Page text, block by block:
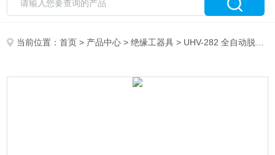
当前位置：首页 > 产品中心 >绝缘工器具 > UHV-282 全自动脱扣绝缘靴